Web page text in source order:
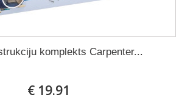
komplekts Carpenter...
€ 19.91